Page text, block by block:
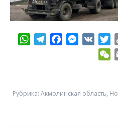
WhatsApp
TelegramFacebook VK
Рубрика: Акмолинская область,